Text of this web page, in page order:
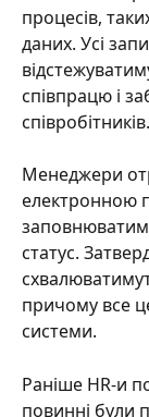
процесів,
даних. Усі
співпрацю і
співробітників.
Менеджери
електронною
статус.
причому все
системи.
Раніше HR-и
повинні були